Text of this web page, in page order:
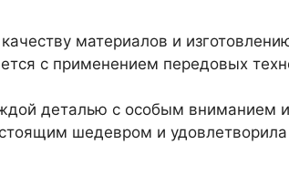
материалов и
с применением передовых
деталью с особым вниманием и
шедевром и